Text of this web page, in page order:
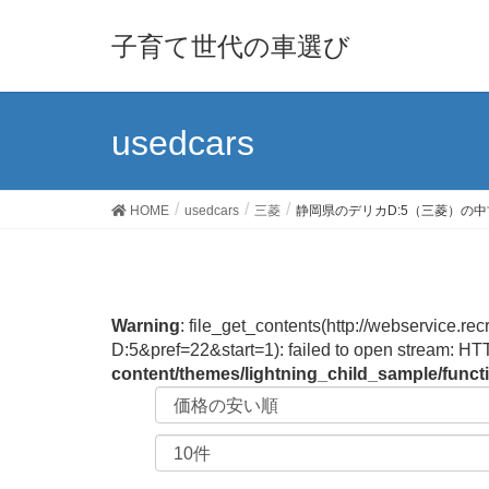
子育て世代の車選び
usedcars
HOME usedcars 三菱 静岡県のデリカD:5（三菱）の
Warning: file_get_contents(http://
D:5&pref=22&start=1): failed to open stream:
content/themes/lightning_child_sample/